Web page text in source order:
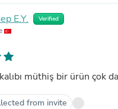
E.Y. Verified
müthiş bir ürün çok
from invite